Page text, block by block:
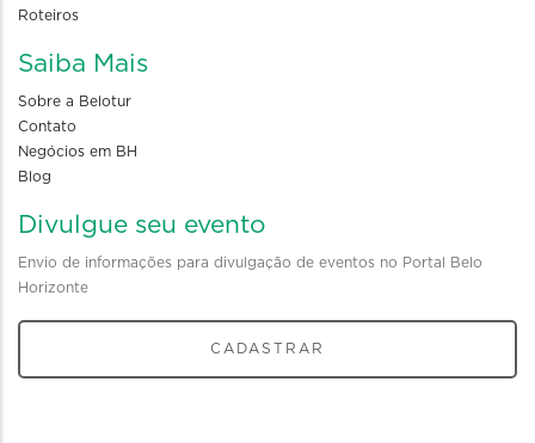
Roteiros
Saiba Mais
Sobre a Belotur
Contato
Negócios em BH
Blog
Divulgue seu evento
Envio de informações para divulgação de eventos no Portal Belo
Horizonte
CADASTRAR